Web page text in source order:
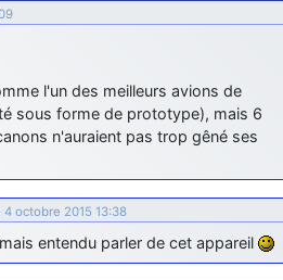
l'un des meilleurs avions de
sous forme de prototype), mais 6
n'auraient pas trop gêné ses
4 octobre 2015 13:38
entendu parler de cet appareil